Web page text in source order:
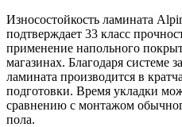
Износостойкость ламината
подтверждает 33 класс
применение напольного
магазинах. Благодаря системе
ламината производится в
подготовки. Время укладки
сравнению с монтажом
пола.